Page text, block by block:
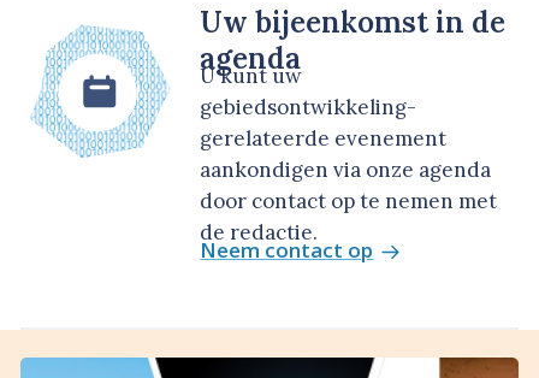
Uw bijeenkomst in de
agenda
U kunt uw
gebiedsontwikkeling-
gerelateerde evenement
aankondigen via onze agenda
door contact op te nemen met
de redactie.
Neem contact op